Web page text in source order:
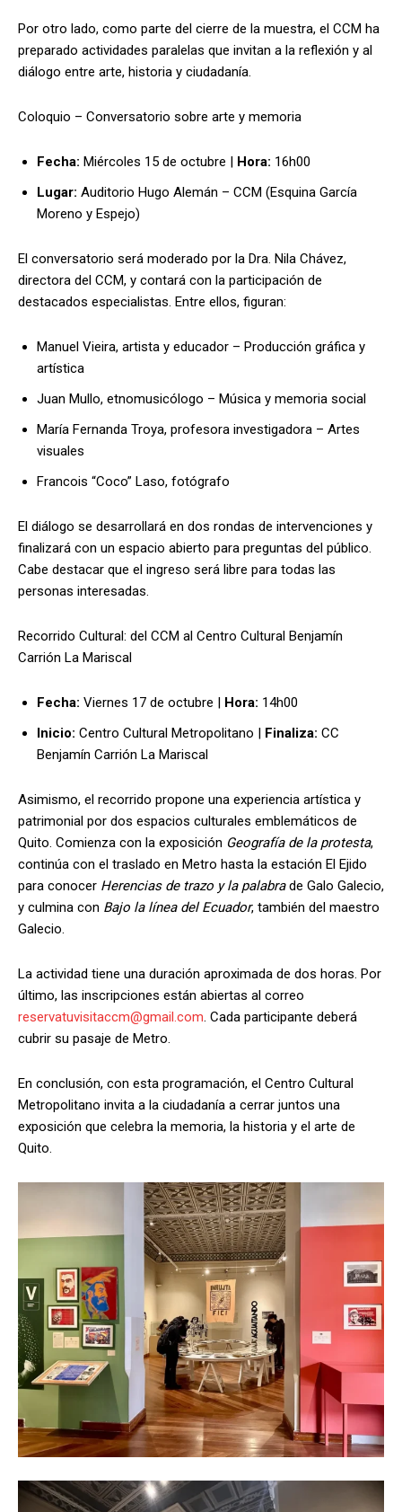
Por otro lado, como parte del cierre de la muestra, el CCM ha
preparado actividades paralelas que invitan a la reflexión y al
diálogo entre arte, historia y ciudadanía.
Coloquio – Conversatorio sobre arte y memoria
Fecha: Miércoles 15 de octubre | Hora: 16h00
Lugar: Auditorio Hugo Alemán – CCM (Esquina García
Moreno y Espejo)
El conversatorio será moderado por la Dra. Nila Chávez,
directora del CCM, y contará con la participación de
destacados especialistas. Entre ellos, figuran:
Manuel Vieira, artista y educador – Producción gráfica y
artística
Juan Mullo, etnomusicólogo – Música y memoria social
María Fernanda Troya, profesora investigadora – Artes
visuales
Francois “Coco” Laso, fotógrafo
El diálogo se desarrollará en dos rondas de intervenciones y
finalizará con un espacio abierto para preguntas del público.
Cabe destacar que el ingreso será libre para todas las
personas interesadas.
Recorrido Cultural: del CCM al Centro Cultural Benjamín
Carrión La Mariscal
Fecha: Viernes 17 de octubre | Hora: 14h00
Inicio: Centro Cultural Metropolitano | Finaliza: CC
Benjamín Carrión La Mariscal
Asimismo, el recorrido propone una experiencia artística y
patrimonial por dos espacios culturales emblemáticos de
Quito. Comienza con la exposición Geografía de la protesta,
continúa con el traslado en Metro hasta la estación El Ejido
para conocer Herencias de trazo y la palabrade Galo Galecio,
y culmina con Bajo la línea del Ecuador, también del maestro
Galecio.
La actividad tiene una duración aproximada de dos horas. Por
último, las inscripciones están abiertas al correo
reservatuvisitaccm@gmail.com . Cada participante deberá
cubrir su pasaje de Metro.
En conclusión, con esta programación, el Centro Cultural
Metropolitano invita a la ciudadanía a cerrar juntos una
exposición que celebra la memoria, la historia y el arte de
Quito.